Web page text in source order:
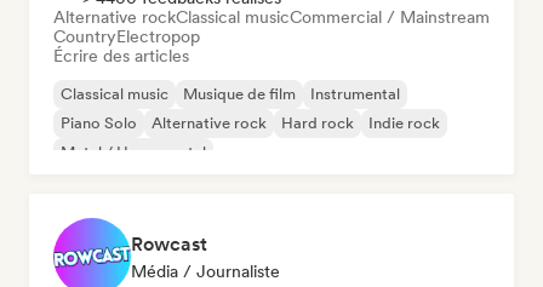
Alternative rockClassical musicCommercial / Mainstream
CountryElectropop
Écrire des articles
Classical music Musique de film
Instrumental
Piano Solo
Alternative rock Hard rock
Indie rock
Metal / Heavy metal
Rowcast
Média / Journaliste